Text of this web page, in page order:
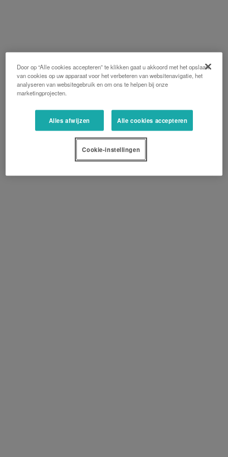
Door op “Alle cookies accepteren” te klikken gaat u akkoord met het opslaan
van cookies op uw apparaat voor het verbeteren van websitenavigatie, het
analyseren van websitegebruik en om ons te helpen bij onze
marketingprojecten.
Alles afwijzen Alle cookies accepteren
Cookie-instellingen